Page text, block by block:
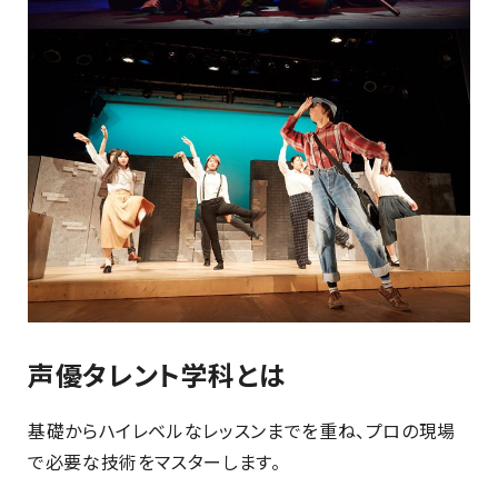
声優タレント学科とは
基礎からハイレベルなレッスンまでを重ね、プロの現場
で必要な技術をマスターします。